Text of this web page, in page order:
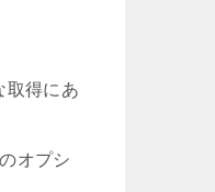
取得にあ
オプシ